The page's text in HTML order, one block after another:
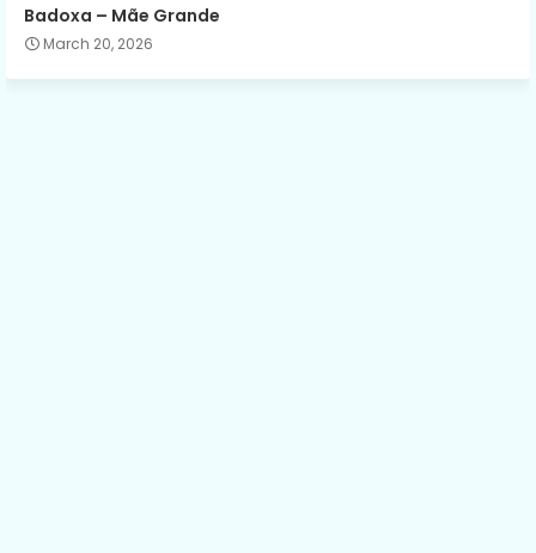
Badoxa – Mãe Grande
March 20, 2026